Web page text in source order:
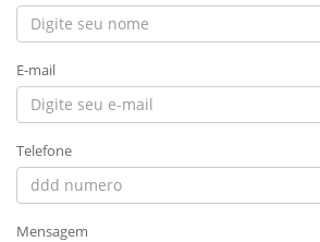
E-mail
Telefone
Mensagem